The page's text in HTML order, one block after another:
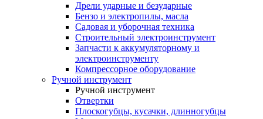
Дрели ударные и безударные
Бензо и электропилы, масла
Садовая и уборочная техника
Строительный электроинструмент
Запчасти к аккумуляторному и
электроинструменту
Компрессорное оборудование
Ручной инструмент
Ручной инструмент
Отвертки
Плоскогубцы, кусачки, длинногубцы